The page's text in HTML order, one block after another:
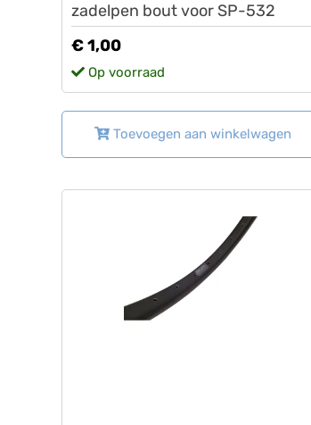
zadelpen bout voor SP-532
€ 1,00
Op voorraad
Toevoegen aan winkelwagen